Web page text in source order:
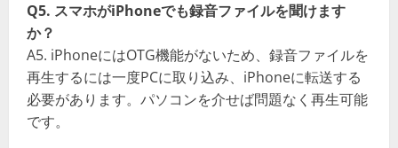
Q5. スマホがiPhoneでも録音ファイルを聞けます
か？
A5. iPhoneにはOTG機能がないため、録音ファイルを
再生するには一度PCに取り込み、iPhoneに転送する
必要があります。パソコンを介せば問題なく再生可能
です。